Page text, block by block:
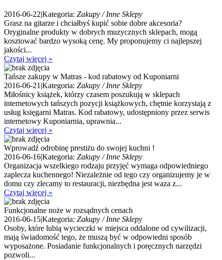
2016-06-22|Kategoria: Zakupy / Inne Sklepy
Grasz na gitarze i chciałbyś kupić sobie dobre akcesoria?
Oryginalne produkty w dobrych muzycznych sklepach, mogą
kosztować bardzo wysoką cenę. My proponujemy ci najlepszej
jakości...
Czytaj więcej »
Tańsze zakupy w Matras - kod rabatowy od Kuponiarni
2016-06-21 |Kategoria: Zakupy / Inne Sklepy
Miłośnicy książek, którzy czasem poszukują w sklepach
internetowych tańszych pozycji książkowych, chętnie korzystają z
usług księgarni Matras. Kod rabatowy, udostępniony przez serwis
internetowy Kuponiarnia, uprawnia...
Czytaj więcej »
Wprowadź odrobinę prestiżu do swojej kuchni !
2016-06-16|Kategoria: Zakupy / Inne Sklepy
Organizacja wszelkiego rodzaju przyjęć wymaga odpowiedniego
zaplecza kuchennego! Niezależnie od tego czy organizujemy je w
domu czy zlecamy to restauracji, niezbędna jest waza z...
Czytaj więcej »
Funkcjonalne noże w rozsądnych cenach
2016-06-15|Kategoria: Zakupy / Inne Sklepy
Osoby, które lubią wycieczki w miejsca oddalone od cywilizacji,
mają świadomość tego, że muszą być w odpowiedni sposób
wyposażone. Posiadanie funkcjonalnych i poręcznych narzędzi
pozwoli...